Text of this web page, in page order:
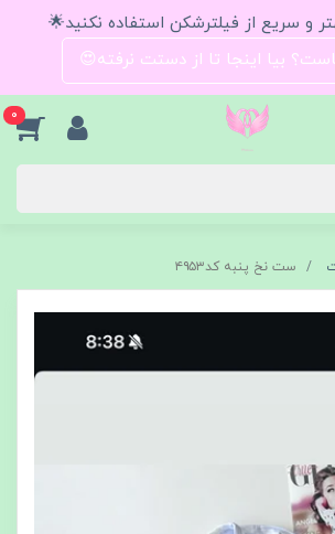
و سریع از فیلترشکن استفاده نکنید🌟
بیا اینجا تا از دستت نرفته😍
0
ست نخ پنبه کد۴۹۵۳